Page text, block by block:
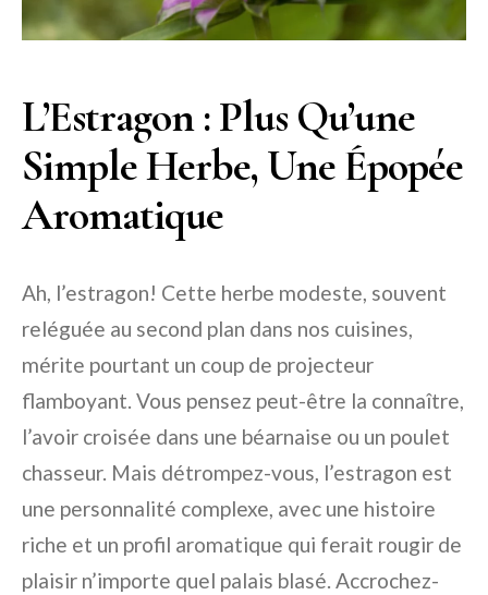
L’Estragon : Plus Qu’une
Simple Herbe, Une Épopée
Aromatique
Ah, l’estragon! Cette herbe modeste, souvent
reléguée au second plan dans nos cuisines,
mérite pourtant un coup de projecteur
flamboyant. Vous pensez peut-être la connaître,
l’avoir croisée dans une béarnaise ou un poulet
chasseur. Mais détrompez-vous, l’estragon est
une personnalité complexe, avec une histoire
riche et un profil aromatique qui ferait rougir de
plaisir n’importe quel palais blasé. Accrochez-